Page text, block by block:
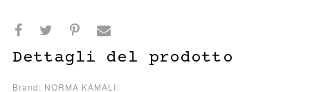
Dettagli del prodotto
Brand: NORMA KAMALI